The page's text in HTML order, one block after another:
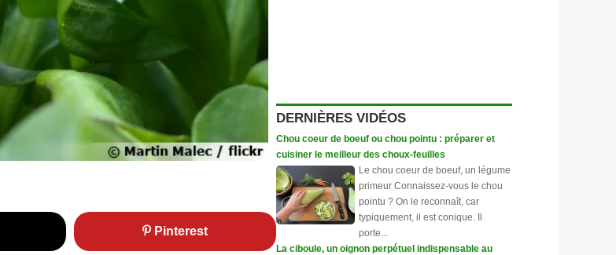
Pinterest
DERNIÈRES VIDÉOS
Chou coeur de boeuf ou chou pointu : préparer et
cuisiner le meilleur des choux-feuilles
Le chou coeur de boeuf, un légume
primeur Connaissez-vous le chou
pointu ? On le reconnaît, car
typiquement, il est conique. Il
porte...
La ciboule, un oignon perpétuel indispensable au